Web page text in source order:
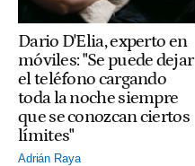
Dario D'Elia, experto en
móviles: "Se puede dejar
el teléfono cargando
toda la noche siempre
que se conozcan ciertos
límites"
Adrián Raya